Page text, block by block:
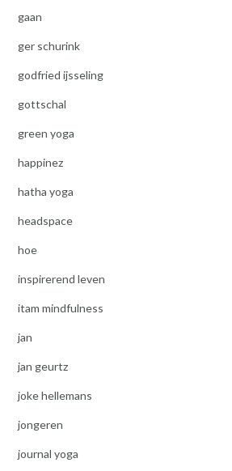
gaan
ger schurink
godfried ijsseling
gottschal
green yoga
happinez
hatha yoga
headspace
hoe
inspirerend leven
itam mindfulness
jan
jan geurtz
joke hellemans
jongeren
journal yoga